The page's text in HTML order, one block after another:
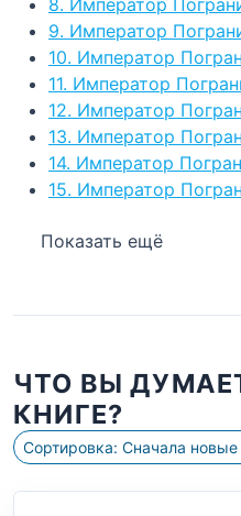
8. Император
9. Император
10. Император
11. Император
12. Император
13. Император
14. Император
15. Император
Показать ещё
ЧТО ВЫ
КНИГЕ?
Сортировка: Сначала новые